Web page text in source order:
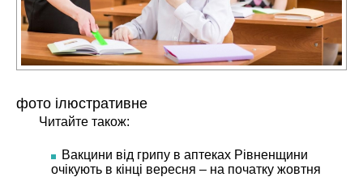
фото ілюстративне
Читайте також:
Вакцини від грипу в аптеках Рівненщини
очікують в кінці вересня – на початку жовтня